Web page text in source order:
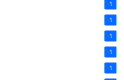
1
1
1
1
1